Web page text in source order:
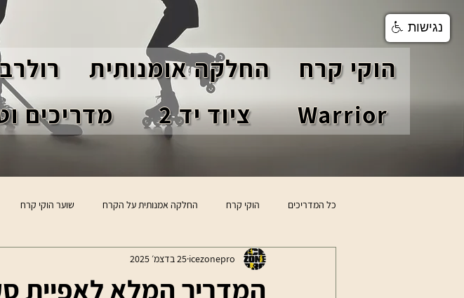
הוקי קרח החלקה אומנותית
Warrior
ציוד יד 2 מדריכים
כל המדריכים הוקי קרח החלקה אמנותית על הקרח שוער הוקי קרח
טיפים לשחקני הוקי סקירת מוצרים
המדריך המלא לאפיית
icezonepro 25 בדצמ׳ 2025
נגישות